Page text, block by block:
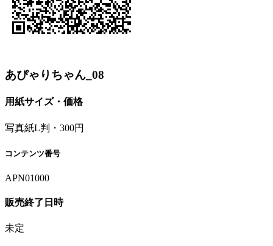
あぴゃりちゃん_08
用紙サイズ・価格
写真紙L判・300円
コンテンツ番号
APN01000
販売終了日時
未定